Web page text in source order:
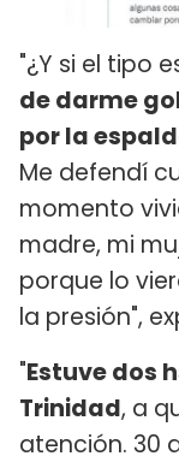
"¿Y si el tipo
de darme
por la
Me defendí
momento
madre, mi
porque lo
la presión",
"Estuve dos
Trinidad, a
atención. 30